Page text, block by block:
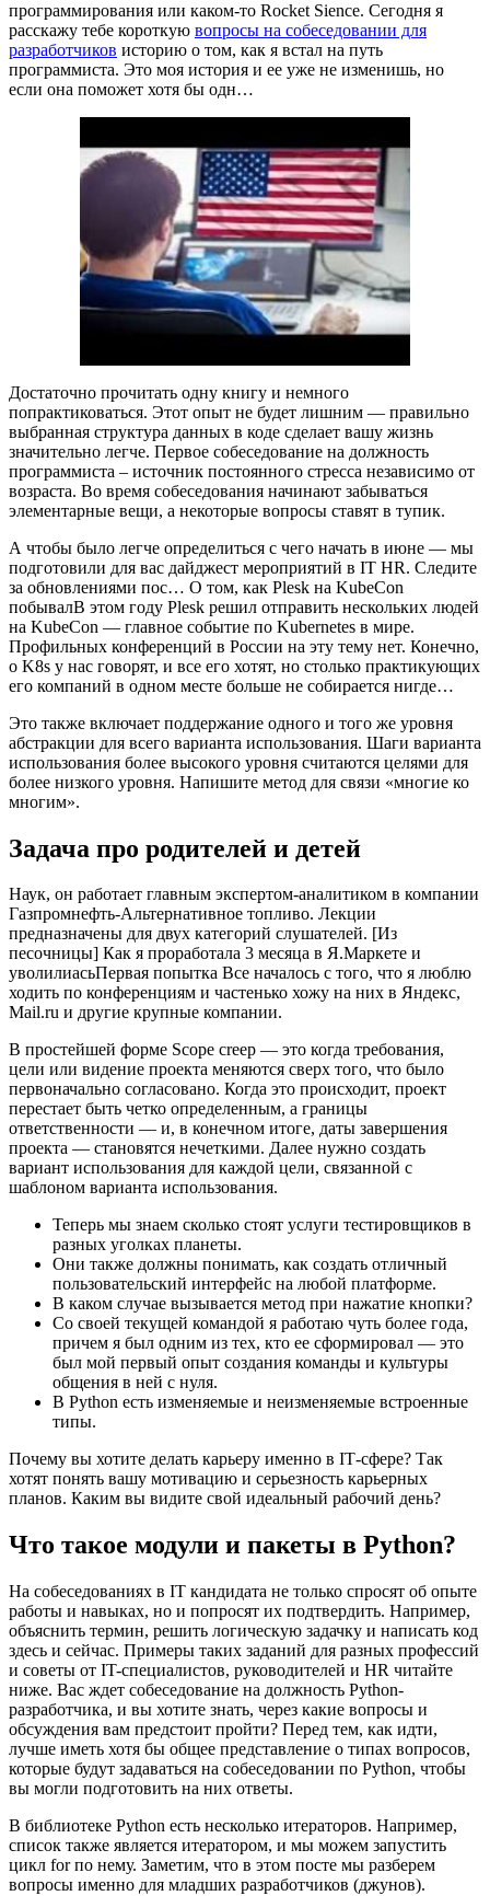
программирования или каком-то Rocket Sience. Сегодня я
расскажу тебе короткую вопросы на собеседовании для
разработчиков историю о том, как я встал на путь
программиста. Это моя история и ее уже не изменишь, но
если она поможет хотя бы одн…
Достаточно прочитать одну книгу и немного
попрактиковаться. Этот опыт не будет лишним — правильно
выбранная структура данных в коде сделает вашу жизнь
значительно легче. Первое собеседование на должность
программиста – источник постоянного стресса независимо от
возраста. Во время собеседования начинают забываться
элементарные вещи, а некоторые вопросы ставят в тупик.
А чтобы было легче определиться с чего начать в июне — мы
подготовили для вас дайджест мероприятий в IT HR. Следите
за обновлениями пос… О том, как Plesk на KubeCon
побывалВ этом году Plesk решил отправить нескольких людей
на KubeCon — главное событие по Kubernetes в мире.
Профильных конференций в России на эту тему нет. Конечно,
о K8s у нас говорят, и все его хотят, но столько практикующих
его компаний в одном месте больше не собирается нигде…
Это также включает поддержание одного и того же уровня
абстракции для всего варианта использования. Шаги варианта
использования более высокого уровня считаются целями для
более низкого уровня. Напишите метод для связи «многие ко
многим».
Задача про родителей и детей
Наук, он работает главным экспертом-аналитиком в компании
Газпромнефть-Альтернативное топливо. Лекции
предназначены для двух категорий слушателей. [Из
песочницы] Как я проработала 3 месяца в Я.Маркете и
уволилиасьПервая попытка Все началось с того, что я люблю
ходить по конференциям и частенько хожу на них в Яндекс,
Mail.ru и другие крупные компании.
В простейшей форме Scope creep — это когда требования,
цели или видение проекта меняются сверх того, что было
первоначально согласовано. Когда это происходит, проект
перестает быть четко определенным, а границы
ответственности — и, в конечном итоге, даты завершения
проекта — становятся нечеткими. Далее нужно создать
вариант использования для каждой цели, связанной с
шаблоном варианта использования.
Теперь мы знаем сколько стоят услуги тестировщиков в
разных уголках планеты.
Они также должны понимать, как создать отличный
пользовательский интерфейс на любой платформе.
В каком случае вызывается метод при нажатие кнопки?
Со своей текущей командой я работаю чуть более года,
причем я был одним из тех, кто ее сформировал — это
был мой первый опыт создания команды и культуры
общения в ней с нуля.
В Python есть изменяемые и неизменяемые встроенные
типы.
Почему вы хотите делать карьеру именно в IТ-сфере? Так
хотят понять вашу мотивацию и серьезность карьерных
планов. Каким вы видите свой идеальный рабочий день?
Что такое модули и пакеты в Python?
На собеседованиях в IT кандидата не только спросят об опыте
работы и навыках, но и попросят их подтвердить. Например,
объяснить термин, решить логическую задачку и написать код
здесь и сейчас. Примеры таких заданий для разных профессий
и советы от IT-специалистов, руководителей и HR читайте
ниже. Вас ждет собеседование на должность Python-
разработчика, и вы хотите знать, через какие вопросы и
обсуждения вам предстоит пройти? Перед тем, как идти,
лучше иметь хотя бы общее представление о типах вопросов,
которые будут задаваться на собеседовании по Python, чтобы
вы могли подготовить на них ответы.
В библиотеке Python есть несколько итераторов. Например,
список также является итератором, и мы можем запустить
цикл for по нему. Заметим, что в этом посте мы разберем
вопросы именно для младших разработчиков (джунов).